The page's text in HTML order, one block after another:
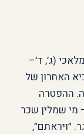
(ג׳, ד׳–
האחרון של
ההפטרה
מי שמלין שכר
״ויראתם״,